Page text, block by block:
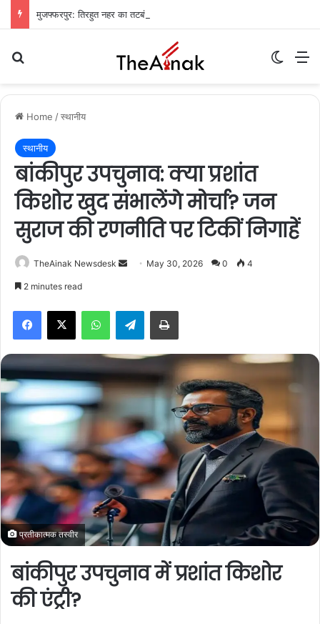
Home /स्थानीय
स्थानीय
बांकीपुर उपचुनाव: क्या प्रशांत
किशोर खुद संभालेंगे मोर्चा? जन
सुराज की रणनीति पर टिकीं निगाहें
TheAinak Newsdesk
a
m
a
i
l
May 30, 2026 0 4
2 minutes read
Telegram
प्रतीकात्मक तस्वीर
बांकीपुर उपचुनाव में प्रशांत किशोर
की एंट्री?